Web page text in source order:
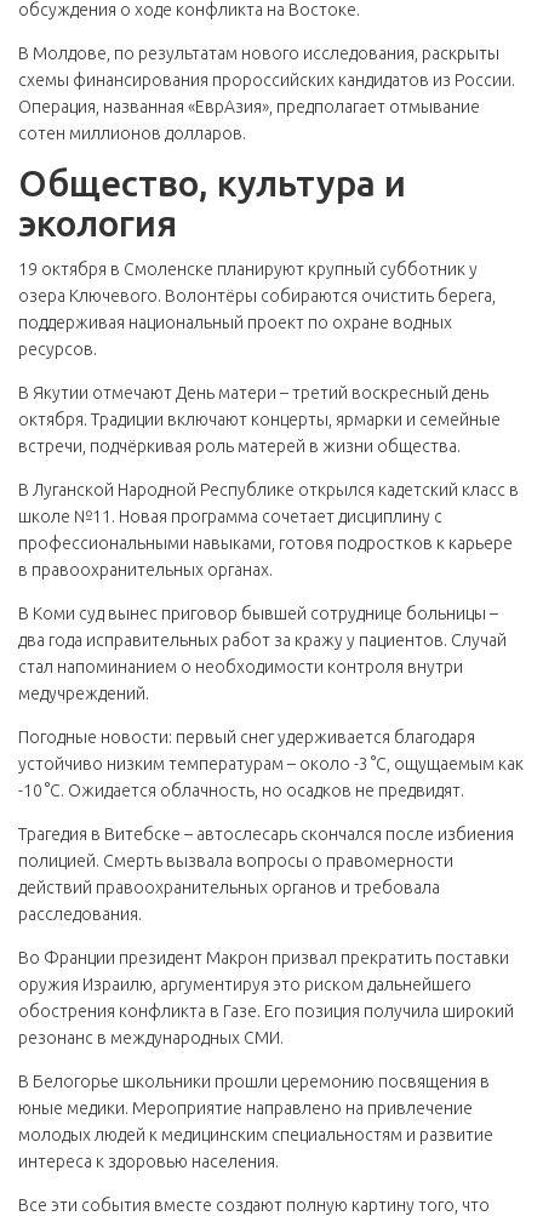
обсуждения о ходе конфликта на Востоке.
В Молдове, по результатам нового исследования, раскрыты
схемы финансирования пророссийских кандидатов из России.
Операция, названная «ЕврАзия», предполагает отмывание
сотен миллионов долларов.
Общество, культура и
экология
19 октября в Смоленске планируют крупный субботник у
озера Ключевого. Волонтёры собираются очистить берега,
поддерживая национальный проект по охране водных
ресурсов.
В Якутии отмечают День матери – третий воскресный день
октября. Традиции включают концерты, ярмарки и семейные
встречи, подчёркивая роль матерей в жизни общества.
В Луганской Народной Республике открылся кадетский класс в
школе №11. Новая программа сочетает дисциплину с
профессиональными навыками, готовя подростков к карьере
в правоохранительных органах.
В Коми суд вынес приговор бывшей сотруднице больницы –
два года исправительных работ за кражу у пациентов. Случай
стал напоминанием о необходимости контроля внутри
медучреждений.
Погодные новости: первый снег удерживается благодаря
устойчиво низким температурам – около -3 °C, ощущаемым как
-10 °C. Ожидается облачность, но осадков не предвидят.
Трагедия в Витебске – автослесарь скончался после избиения
полицией. Смерть вызвала вопросы о правомерности
действий правоохранительных органов и требовала
расследования.
Во Франции президент Макрон призвал прекратить поставки
оружия Израилю, аргументируя это риском дальнейшего
обострения конфликта в Газе. Его позиция получила широкий
резонанс в международных СМИ.
В Белогорье школьники прошли церемонию посвящения в
юные медики. Мероприятие направлено на привлечение
молодых людей к медицинским специальностям и развитие
интереса к здоровью населения.
Все эти события вместе создают полную картину того, что